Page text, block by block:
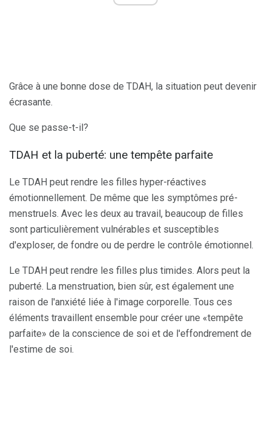
Grâce à une bonne dose de TDAH, la situation peut devenir
écrasante.
Que se passe-t-il?
TDAH et la puberté: une tempête parfaite
Le TDAH peut rendre les filles hyper-réactives
émotionnellement. De même que les symptômes pré-
menstruels. Avec les deux au travail, beaucoup de filles
sont particulièrement vulnérables et susceptibles
d'exploser, de fondre ou de perdre le contrôle émotionnel.
Le TDAH peut rendre les filles plus timides. Alors peut la
puberté. La menstruation, bien sûr, est également une
raison de l'anxiété liée à l'image corporelle. Tous ces
éléments travaillent ensemble pour créer une «tempête
parfaite» de la conscience de soi et de l'effondrement de
l'estime de soi.